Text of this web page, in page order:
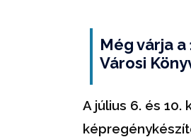
Még várja
Városi
A július 6. és